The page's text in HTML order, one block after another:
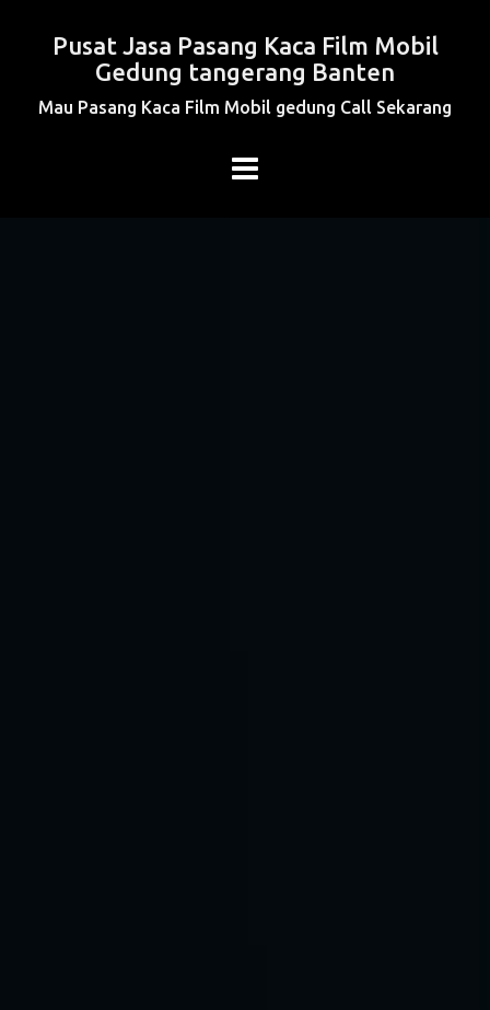
Pusat Jasa Pasang Kaca Film Mobil
Gedung tangerang Banten
Mau Pasang Kaca Film Mobil gedung Call Sekarang